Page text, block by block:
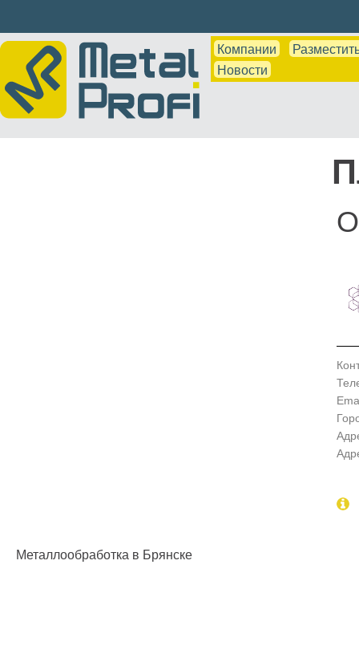
Компании
Новости
Металлообработка в Брянске